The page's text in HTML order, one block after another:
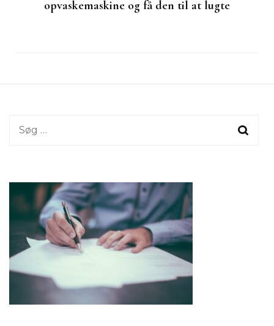
opvaskemaskine og få den til at lugte
Søg